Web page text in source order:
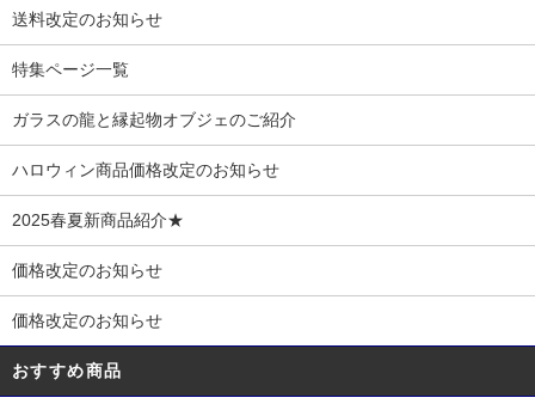
送料改定のお知らせ
特集ページ一覧
ガラスの龍と縁起物オブジェのご紹介
ハロウィン商品価格改定のお知らせ
2025春夏新商品紹介★
価格改定のお知らせ
価格改定のお知らせ
おすすめ商品